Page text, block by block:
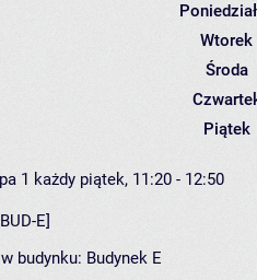
Wtorek
Środa
Piątek
1 każdy piątek, 11:20 - 12:50
E]
budynku: Budynek E